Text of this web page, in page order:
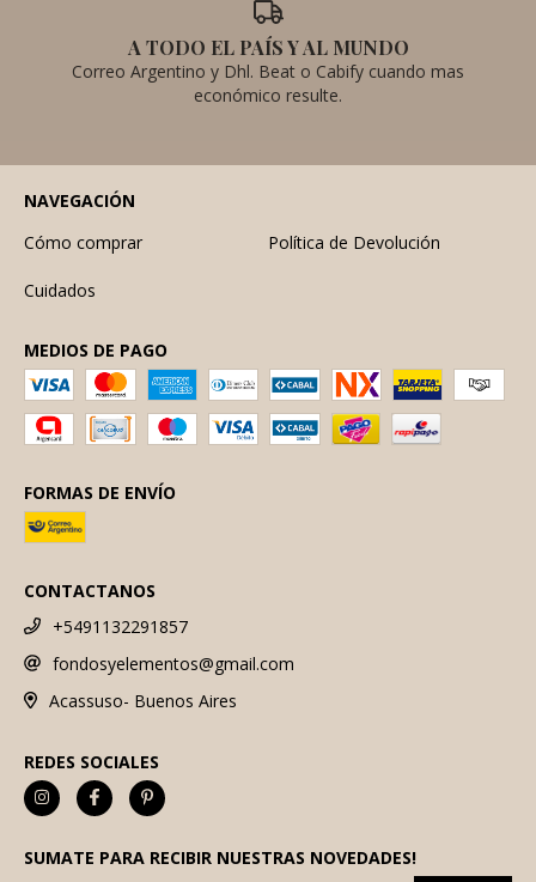
A TODO EL PAÍS Y AL MUNDO
Correo Argentino y Dhl. Beat o Cabify cuando mas
económico resulte.
NAVEGACIÓN
Cómo comprar
Política de Devolución
Cuidados
MEDIOS DE PAGO
FORMAS DE ENVÍO
CONTACTANOS
+5491132291857
fondosyelementos@gmail.com
Acassuso- Buenos Aires
REDES SOCIALES
SUMATE PARA RECIBIR NUESTRAS NOVEDADES!